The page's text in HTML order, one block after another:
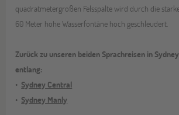
quadratmetergroßen Felsspalte wird durch die
60 Meter hohe Wasserfontäne hoch geschleudert.
Zurück zu unseren beiden Sprachreisen in
entlang:
Sydney Central
Sydney Manly